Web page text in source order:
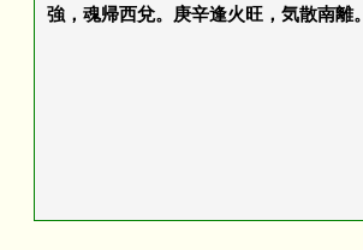
強，魂帰西兌。庚辛逢火旺，気散南離。